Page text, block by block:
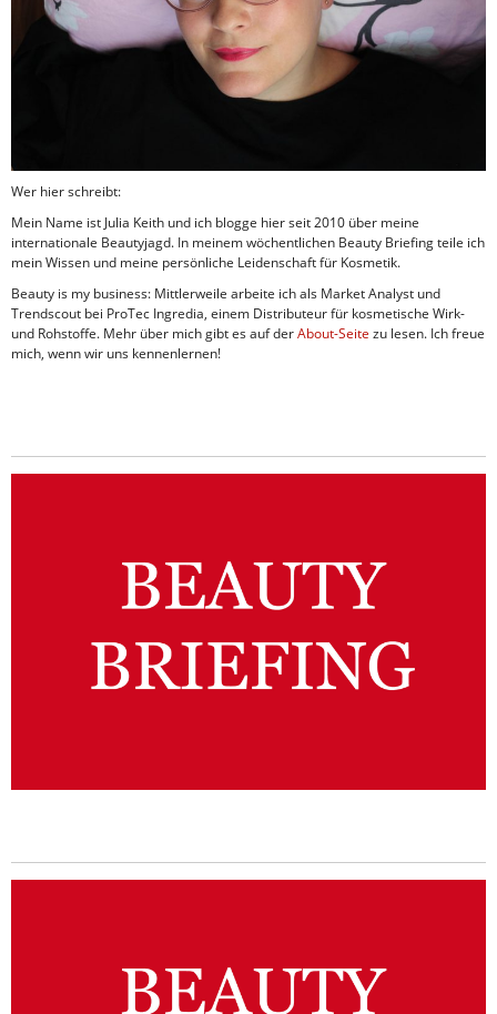
Wer hier schreibt:
Mein Name ist Julia Keith und ich blogge hier seit 2010 über meine
internationale Beautyjagd. In meinem wöchentlichen Beauty Briefing teile ich
mein Wissen und meine persönliche Leidenschaft für Kosmetik.
Beauty is my business: Mittlerweile arbeite ich als Market Analyst und
Trendscout bei ProTec Ingredia, einem Distributeur für kosmetische Wirk-
und Rohstoffe. Mehr über mich gibt es auf derAbout-Seite zu lesen. Ich freue
mich, wenn wir uns kennenlernen!